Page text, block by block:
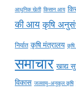
आधुनिक खेती किसान आय
की आय कृषि
निर्यात कृषि मंत्रालय कृषि
समाचार खाद्य
विकास जलवायु-अनुकूल कृषि